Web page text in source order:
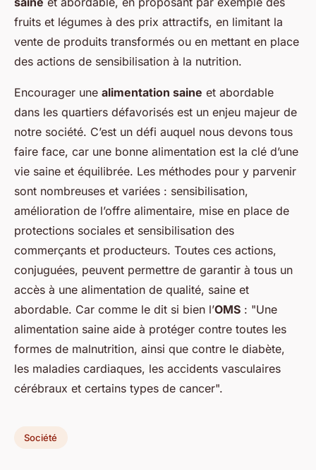
fruits et légumes à des prix attractifs, en limitant la
vente de produits transformés ou en mettant en place
des actions de sensibilisation à la nutrition.
Encourager une alimentation saine et abordable
dans les quartiers défavorisés est un enjeu majeur de
notre société. C’est un défi auquel nous devons tous
faire face, car une bonne alimentation est la clé d’une
vie saine et équilibrée. Les méthodes pour y parvenir
sont nombreuses et variées : sensibilisation,
amélioration de l’offre alimentaire, mise en place de
protections sociales et sensibilisation des
commerçants et producteurs. Toutes ces actions,
conjuguées, peuvent permettre de garantir à tous un
accès à une alimentation de qualité, saine et
abordable. Car comme le dit si bien l’OMS : "Une
alimentation saine aide à protéger contre toutes les
formes de malnutrition, ainsi que contre le diabète,
les maladies cardiaques, les accidents vasculaires
cérébraux et certains types de cancer".
Société